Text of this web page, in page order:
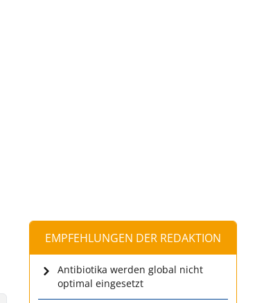
EMPFEHLUNGEN DER REDAKTION
Antibiotika werden global nicht
optimal eingesetzt